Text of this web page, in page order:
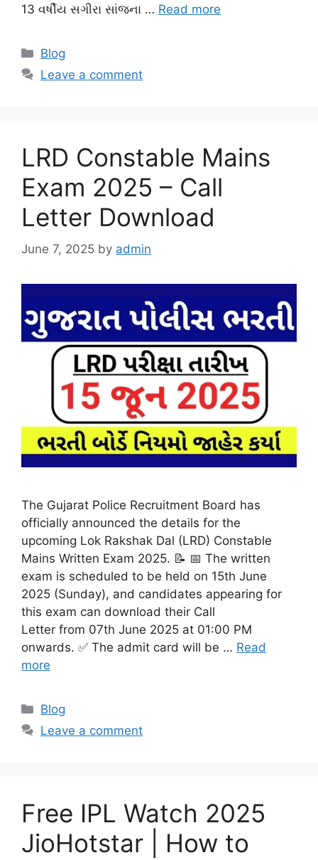
13 વર્ષીય સગીરા સાંજના … Read more
Categories
Blog
Leave a comment
LRD Constable Mains
Exam 2025 – Call
Letter Download
June 7, 2025 by admin
The Gujarat Police Recruitment Board has
officially announced the details for the
upcoming Lok Rakshak Dal (LRD) Constable
Mains Written Exam 2025. 📝 📅 The written
exam is scheduled to be held on 15th June
2025 (Sunday), and candidates appearing for
this exam can download their Call
Letter from 07th June 2025 at 01:00 PM
onwards. ✅ The admit card will be … Read
more
Categories
Blog
Leave a comment
Free IPL Watch 2025
JioHotstar | How to